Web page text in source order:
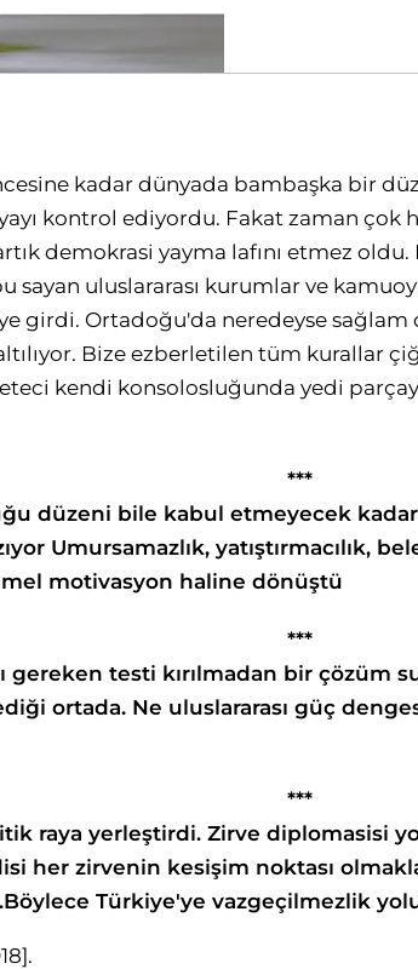
kadar dünyada bambaşka bir
kontrol ediyordu. Fakat zaman çok
demokrasi yayma lafını etmez
sayan uluslararası kurumlar ve
girdi. Ortadoğu'da neredeyse
Bize ezberletilen tüm kurallar
kendi konsolosluğunda yedi
***
düzeni bile kabul etmeyecek
Umursamazlık, yatıştırmacılık,
motivasyon haline dönüştü
***
gereken testi kırılmadan bir çözüm
ortada. Ne uluslararası güç
***
raya yerleştirdi. Zirve diplomasisi
her zirvenin kesişim noktası
Böylece Türkiye'ye vazgeçilmezlik
.